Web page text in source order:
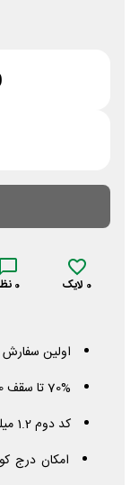
0 لایک 0
اولین سفارش
70% تا سقف 400 هزار تومان در درگاه تخفیف می‌گیرید
کد دوم 1.2 میلیونی برای خریدهای بالای 2 میلیون است
امکان درج